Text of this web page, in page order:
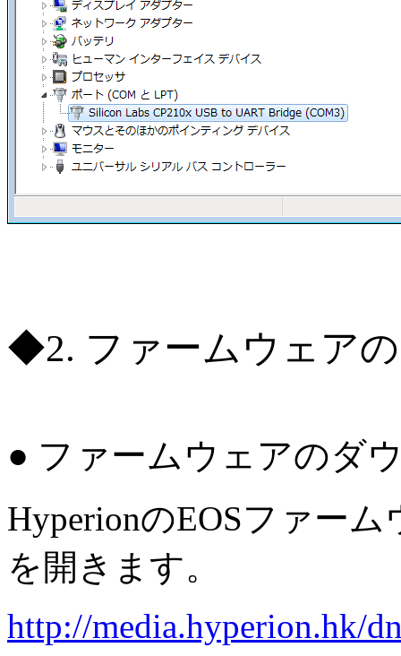
◆2. ファームウェア
● ファームウェアのダ
HyperionのEOSファー
を開きます。
http://media.hyperion.hk/